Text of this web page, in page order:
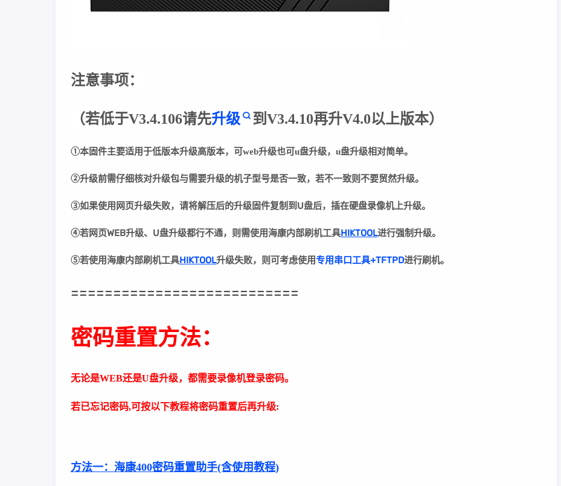
注意事项：
（若低于V3.4.106请先升级 到 V3.4.10再升V4.0以上版本）
①本固件主要适用于低版本升级高版本，可web升级也可u盘升级，u盘升级相对简单。
②升级前需仔细核对升级包与需要升级的机子型号是否一致，若不一致则不要贸然升级。
③如果使用网页升级失败，请将解压后的升级固件复制到U盘后，插在硬盘录像机上升级。
④若网页WEB升级、U盘升级都行不通，则需使用海康内部刷机工具HIKTOOL进行强制升级。
⑤若使用海康内部刷机工具HIKTOOL升级失败，则可考虑使用专用串口工具+TFTPD进行刷机。
===========================
密码重置方法：
无论是WEB还是U盘升级，都需要录像机登录密码。
若已忘记密码,可按以下教程将密码重置后再升级:
方法一： 海康400密码重置助手(含使用教程)